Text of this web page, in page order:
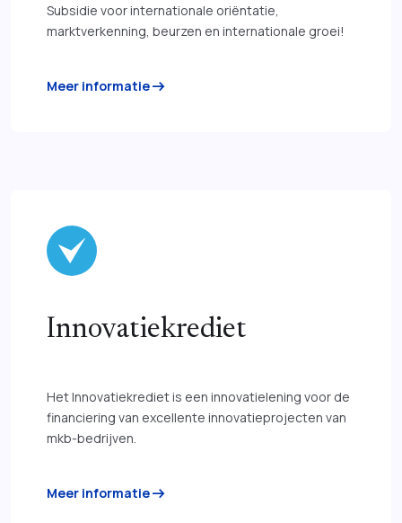
Subsidie voor internationale oriëntatie,
marktverkenning, beurzen en internationale groei!
Meer informatiearrow_right_alt
Innovatiekrediet
Het Innovatiekrediet is een innovatielening voor de
financiering van excellente innovatieprojecten van
mkb-bedrijven.
Meer informatiearrow_right_alt